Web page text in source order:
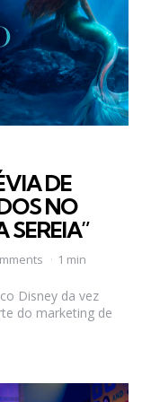
DE
NO
SEREIA”
1 min
Disney da vez
do marketing de